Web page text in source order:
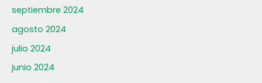
septiembre 2024
agosto 2024
julio 2024
junio 2024